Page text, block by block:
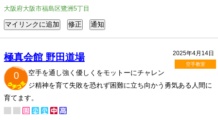
大阪府大阪市福島区鷺洲5丁目
2025年4月14日
空手教室
極真会館 野田道場
0
空手を通し強く優しくをモットーにチャレン
ジ精神を育て失敗を恐れず困難に立ち向かう勇気ある人間に
育てます。